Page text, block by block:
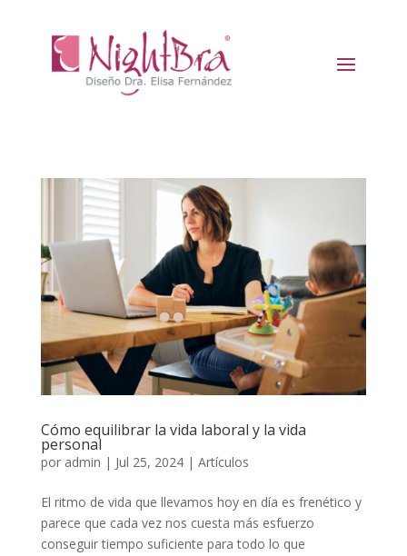
Cómo equilibrar la vida laboral y la vida
personal
por admin | Jul 25, 2024| Artículos
El ritmo de vida que llevamos hoy en día es frenético y
parece que cada vez nos cuesta más esfuerzo
conseguir tiempo suficiente para todo lo que